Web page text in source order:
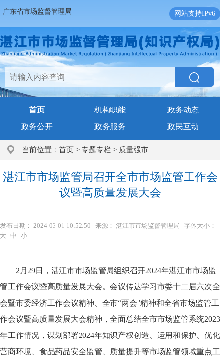
广东省市场监督管理局 网站支持IPv6
首页 机构职能
政务动态
政务公开
政务服务 政民互动
当前位置： 首页 > 专题专栏 > 质量强市
湛江市市场监管局召开全市市场监管工作会
议暨高质量发展大会
发布日期： 2024-03-01 10:52:50 来源： 湛江市市场监督管理局
字体大小：
大 中 小
2月29日，湛江市市场监管局组织召开2024年湛江市市场监
管工作会议暨高质量发展大会。会议传达学习市委十二届六次全
会暨市委经济工作会议精神、全市“两会”精神和全省市场监管工
作会议暨高质量发展大会精神，全面总结全市市场监管系统2023
年工作情况，谋划部署2024年知识产权创造、运用和保护、优化
营商环境、食品药品安全监管、质量提升等市场监管领域重点工